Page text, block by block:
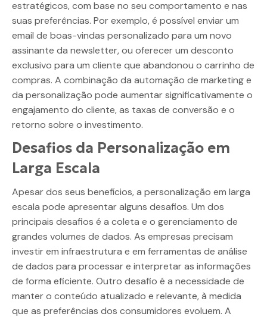
estratégicos, com base no seu comportamento e nas
suas preferências. Por exemplo, é possível enviar um
email de boas-vindas personalizado para um novo
assinante da newsletter, ou oferecer um desconto
exclusivo para um cliente que abandonou o carrinho de
compras. A combinação da automação de marketing e
da personalização pode aumentar significativamente o
engajamento do cliente, as taxas de conversão e o
retorno sobre o investimento.
Desafios da Personalização em
Larga Escala
Apesar dos seus benefícios, a personalização em larga
escala pode apresentar alguns desafios. Um dos
principais desafios é a coleta e o gerenciamento de
grandes volumes de dados. As empresas precisam
investir em infraestrutura e em ferramentas de análise
de dados para processar e interpretar as informações
de forma eficiente. Outro desafio é a necessidade de
manter o conteúdo atualizado e relevante, à medida
que as preferências dos consumidores evoluem. A